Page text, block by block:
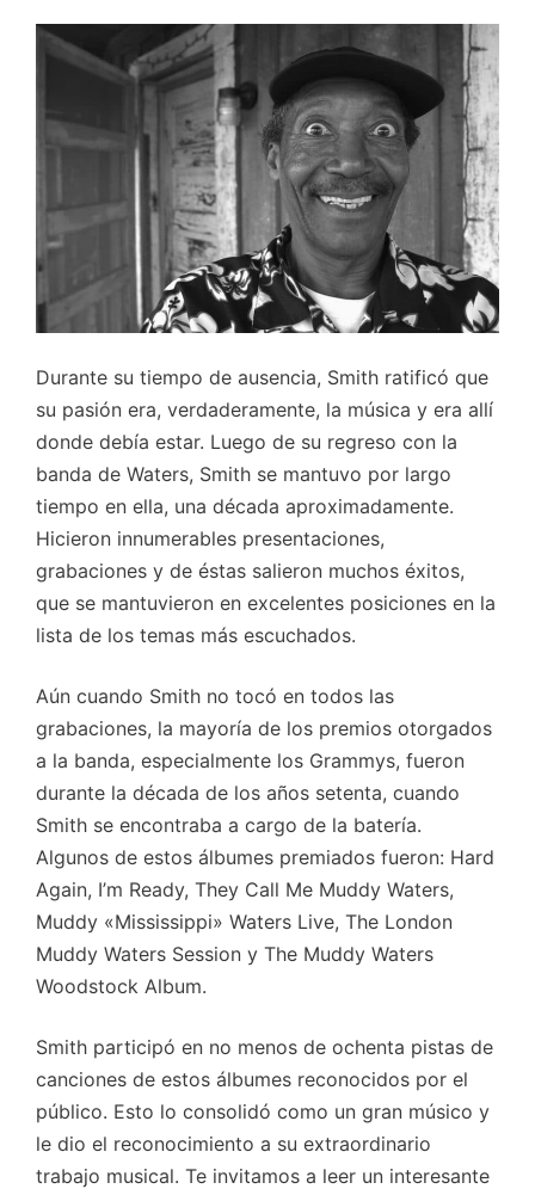
Durante su tiempo de ausencia, Smith ratificó que
su pasión era, verdaderamente, la música y era allí
donde debía estar. Luego de su regreso con la
banda de Waters, Smith se mantuvo por largo
tiempo en ella, una década aproximadamente.
Hicieron innumerables presentaciones,
grabaciones y de éstas salieron muchos éxitos,
que se mantuvieron en excelentes posiciones en la
lista de los temas más escuchados.
Aún cuando Smith no tocó en todos las
grabaciones, la mayoría de los premios otorgados
a la banda, especialmente los Grammys, fueron
durante la década de los años setenta, cuando
Smith se encontraba a cargo de la batería.
Algunos de estos álbumes premiados fueron: Hard
Again, I’m Ready, They Call Me Muddy Waters,
Muddy «Mississippi» Waters Live, The London
Muddy Waters Session y The Muddy Waters
Woodstock Album.
Smith participó en no menos de ochenta pistas de
canciones de estos álbumes reconocidos por el
público. Esto lo consolidó como un gran músico y
le dio el reconocimiento a su extraordinario
trabajo musical. Te invitamos a leer un interesante